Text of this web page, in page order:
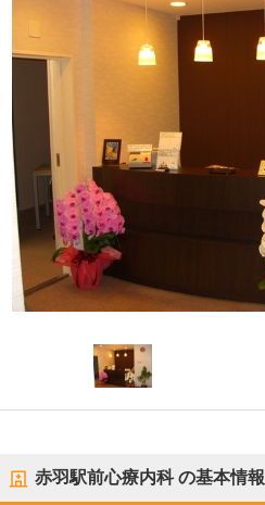
赤羽駅前心療内科の基本情報